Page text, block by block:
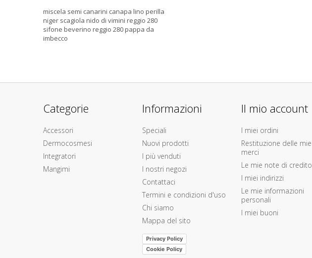
miscela semi canarini canapa lino perilla
niger scagiola nido di vimini reggio 280
sifone beverino reggio 280pappa da
imbecco
Categorie
Accessori
Dermocosmesi
Integratori
Mangimi
Informazioni
Speciali
Nuovi prodotti
I più venduti
I nostri negozi
Contattaci
Termini e condizioni d'uso
Chi siamo
Mappa del sito
Privacy Policy
Cookie Policy
Il mio account
I miei ordini
Restituzione delle mie
merci
Le mie note di credito
I miei indirizzi
Le mie informazioni
personali
I miei buoni